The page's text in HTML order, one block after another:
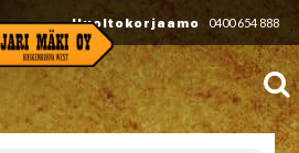
Huoltokorjaamo 0400 654 888